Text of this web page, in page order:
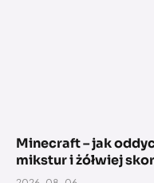
Minecraft – jak
mikstur i żółwiej